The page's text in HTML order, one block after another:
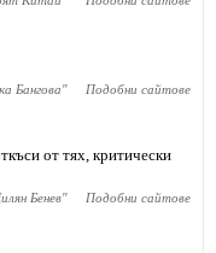
Бангова" Подобни сайтове
от тях, критически
Бенев" Подобни сайтове